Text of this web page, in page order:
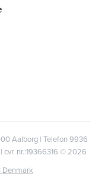
Aalborg | Telefon 9936
nr.:19366316 © 2026
Denmark